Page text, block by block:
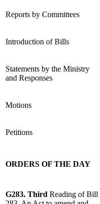
Reports by Committees
Introduction of Bills
Statements by the Ministry
and Responses
Motions
Petitions
ORDERS OF THE DAY
G283. Third Reading of Bill